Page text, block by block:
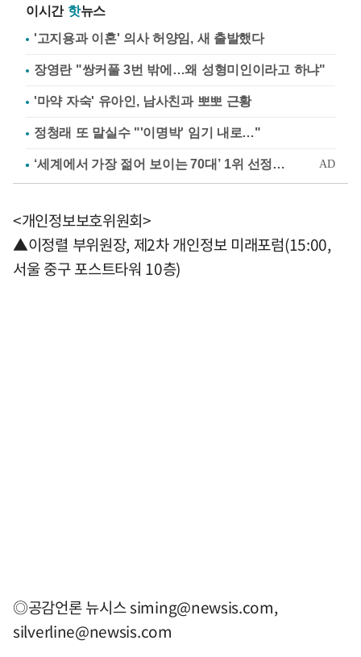
이시간 핫뉴스
'고지용과 이혼' 의사 허양임, 새 출발했다
장영란 "쌍커풀 3번 밖에…왜 성형미인이라고 하냐"
'마약 자숙' 유아인, 남사친과 뽀뽀 근황
정청래 또 말실수 "'이명박' 임기 내로…"
<개인정보보호위원회>
▲이정렬 부위원장, 제2차 개인정보 미래포럼(15:00,
서울 중구 포스트타워 10층)
◎공감언론 뉴시스siming@newsis.com,
silverline@newsis.com